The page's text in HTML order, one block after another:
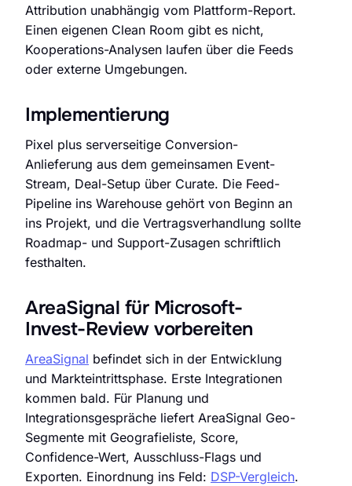
Attribution unabhängig vom Plattform-Report.
Einen eigenen Clean Room gibt es nicht,
Kooperations-Analysen laufen über die Feeds
oder externe Umgebungen.
Implementierung
Pixel plus serverseitige Conversion-
Anlieferung aus dem gemeinsamen Event-
Stream, Deal-Setup über Curate. Die Feed-
Pipeline ins Warehouse gehört von Beginn an
ins Projekt, und die Vertragsverhandlung sollte
Roadmap- und Support-Zusagen schriftlich
festhalten.
AreaSignal für Microsoft-
Invest-Review vorbereiten
AreaSignal befindet sich in der Entwicklung
und Markteintrittsphase. Erste Integrationen
kommen bald. Für Planung und
Integrationsgespräche liefert AreaSignal Geo-
Segmente mit Geografieliste, Score,
Confidence-Wert, Ausschluss-Flags und
Exporten. Einordnung ins Feld: DSP-Vergleich.